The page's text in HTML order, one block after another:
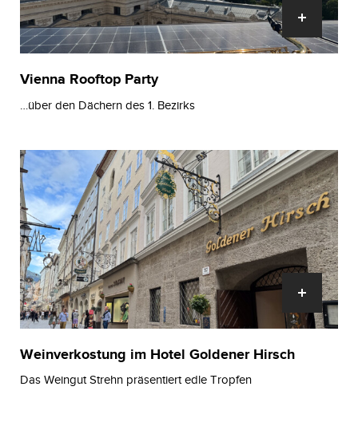
Vienna Rooftop Party
…über den Dächern des 1. Bezirks
Weinverkostung im Hotel Goldener Hirsch
Das Weingut Strehn präsentiert edle Tropfen